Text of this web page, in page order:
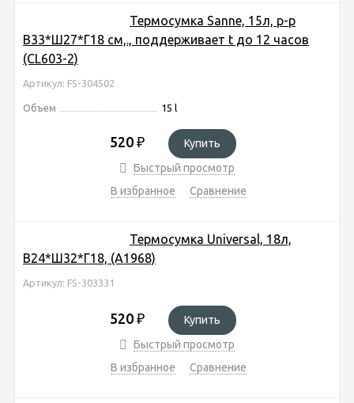
Термосумка Sanne, 15л, р-р
В33*Ш27*Г18 cм,., поддерживает t до 12 часов
(CL603-2)
Артикул: FS-304502
Объем 15 l
520 ₽
Купить
Быстрый просмотр
В избранное
Сравнение
Термосумка Universal, 18л,
В24*Ш32*Г18, (A1968)
Артикул: FS-303331
520 ₽
Купить
Быстрый просмотр
В избранное
Сравнение